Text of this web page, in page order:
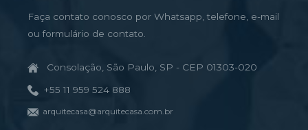
Faça contato conosco por Whatsapp, telefone, e-mail
ou formulário de contato.
Consolação, São Paulo, SP - CEP 01303-020
+55 11 959 524 888
arquitecasa@arquitecasa.com.br